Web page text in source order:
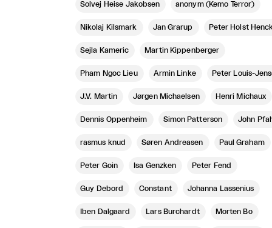
Solvej Heise Jakobsen anonym (Kemo Terror)
Nikolaj Kilsmark Jan Grarup Peter Holst
Sejla Kameric Martin Kippenberger
Pham Ngoc Lieu Armin Linke Peter Louis-
J.V. Martin Jørgen Michaelsen Henri Michaux
Dennis Oppenheim Simon Patterson John
rasmus knud Søren Andreasen Paul Graham
Peter Goin Isa Genzken Peter Fend
Guy Debord Constant Johanna Lassenius
Iben Dalgaard Lars Burchardt Morten Bo